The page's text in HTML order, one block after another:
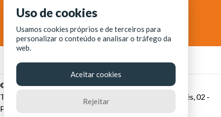
© Fortaleza Digital || CITINOVA - Fundação de Ciência,
Tecnologia e Inovação de Fortaleza - Rua dos Tremembés, 02 -
Praia de Iracema - Fortaleza-CE
Uso de cookies
Usamos cookies próprios e de terceiros para
personalizar o conteúdo e analisar o tráfego da
web.
Aceitar cookies
Rejeitar